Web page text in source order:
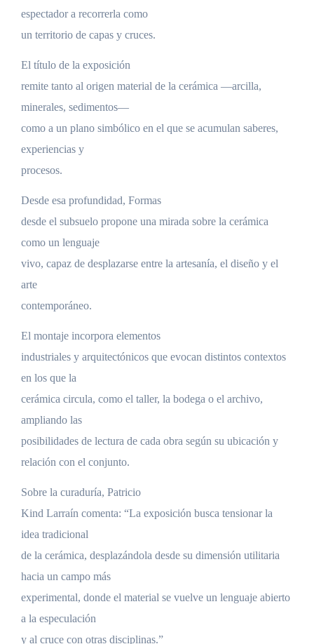
espectador a recorrerla como
un territorio de capas y cruces.
El título de la exposición
remite tanto al origen material de la cerámica —arcilla,
minerales, sedimentos—
como a un plano simbólico en el que se acumulan saberes,
experiencias y
procesos.
Desde esa profundidad, Formas
desde el subsuelo propone una mirada sobre la cerámica
como un lenguaje
vivo, capaz de desplazarse entre la artesanía, el diseño y el
arte
contemporáneo.
El montaje incorpora elementos
industriales y arquitectónicos que evocan distintos contextos
en los que la
cerámica circula, como el taller, la bodega o el archivo,
ampliando las
posibilidades de lectura de cada obra según su ubicación y
relación con el conjunto.
Sobre la curaduría, Patricio
Kind Larraín comenta: “La exposición busca tensionar la
idea tradicional
de la cerámica, desplazándola desde su dimensión utilitaria
hacia un campo más
experimental, donde el material se vuelve un lenguaje abierto
a la especulación
y al cruce con otras disciplinas.”